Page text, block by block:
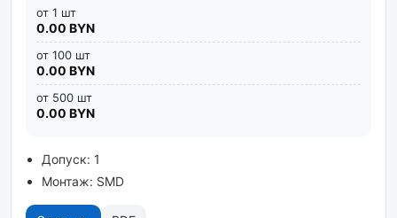
от 1 шт
0.00 BYN
от 100 шт
0.00 BYN
от 500 шт
0.00 BYN
Допуск: 1
Монтаж: SMD